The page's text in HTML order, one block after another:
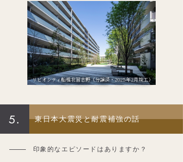
リビオシティ船橋北習志野（分譲済・2025年2月竣工）
5. 東日本大震災と耐震補強の話
印象的なエピソードはありますか？